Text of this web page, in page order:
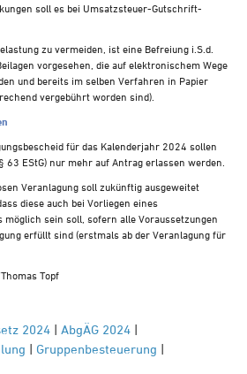
soll es bei Umsatzsteuer-Gutschrift-
zu vermeiden, ist eine Befreiung i.S.d.
vorgesehen, die auf elektronischem Wege
und bereits im selben Verfahren in Papier
vergebührt worden sind).
für das Kalenderjahr 2024 sollen
63 EStG) nur mehr auf Antrag erlassen werden.
Veranlagung soll zukünftig ausgeweitet
diese auch bei Vorliegen eines
möglich sein soll, sofern alle Voraussetzungen
erfüllt sind (erstmals ab der Veranlagung für
Topf
2024 | AbgÄG 2024 |
| Gruppenbesteuerung |